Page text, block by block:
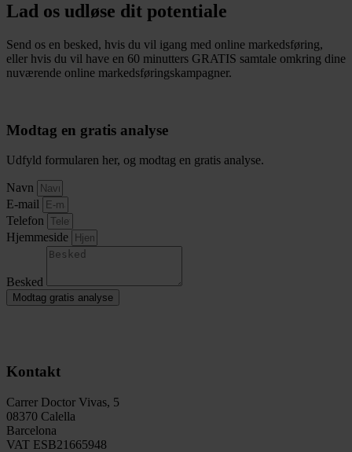
Lad os udløse dit potentiale
Send os en besked, hvis du vil igang med online markedsføring,
eller hvis du vil have en 60 minutters GRATIS samtale omkring dine
nuværende online markedsføringskampagner.
Modtag en gratis analyse
Udfyld formularen her, og modtag en gratis analyse.
Navn
E-mail
Telefon
Hjemmeside
Besked
Modtag gratis analyse
Kontakt
Carrer Doctor Vivas, 5
08370 Calella
Barcelona
VAT ESB21665948